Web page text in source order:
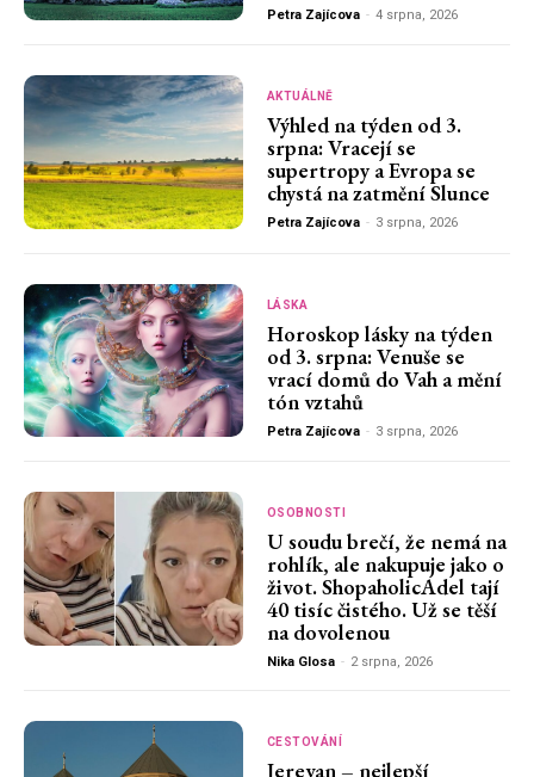
Petra Zajícova - 4 srpna, 2026
AKTUÁLNĚ
Výhled na týden od 3.
srpna: Vracejí se
supertropy a Evropa se
chystá na zatmění Slunce
Petra Zajícova - 3 srpna, 2026
LÁSKA
Horoskop lásky na týden
od 3. srpna: Venuše se
vrací domů do Vah a mění
tón vztahů
Petra Zajícova - 3 srpna, 2026
OSOBNOSTI
U soudu brečí, že nemá na
rohlík, ale nakupuje jako o
život. ShopaholicAdel tají
40 tisíc čistého. Už se těší
na dovolenou
Nika Glosa - 2 srpna, 2026
CESTOVÁNÍ
Jerevan – nejlepší